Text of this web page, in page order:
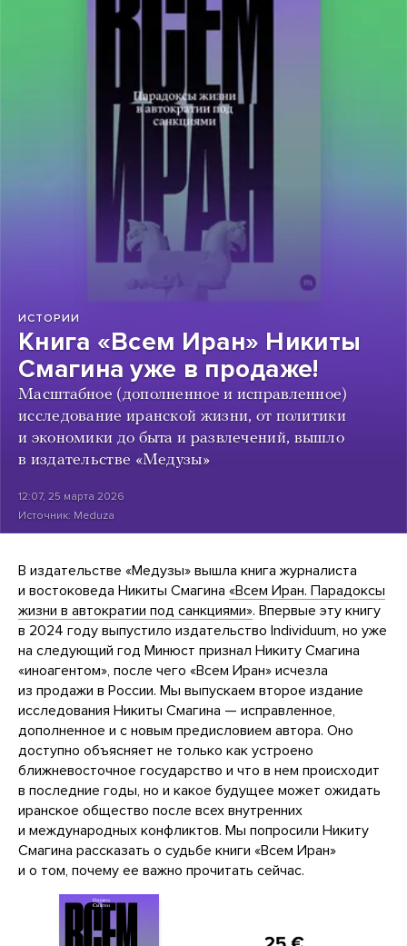
ИСТОРИИ
Книга «Всем Иран» Никиты
Смагина уже в продаже!
Масштабное (дополненное и исправленное)
исследование иранской жизни, от политики
и экономики до быта и развлечений, вышло
в издательстве «Медузы»
12:07, 25 марта 2026
Источник: Meduza
В издательстве «Медузы» вышла книга журналиста
и востоковеда Никиты Смагина «Всем Иран. Парадоксы
жизни в автократии под санкциями». Впервые эту книгу
в 2024 году выпустило издательство Individuum, но уже
на следующий год Минюст признал Никиту Смагина
«иноагентом», после чего «Всем Иран» исчезла
из продажи в России. Мы выпускаем второе издание
исследования Никиты Смагина — исправленное,
дополненное и с новым предисловием автора. Оно
доступно объясняет не только как устроено
ближневосточное государство и что в нем происходит
в последние годы, но и какое будущее может ожидать
иранское общество после всех внутренних
и международных конфликтов. Мы попросили Никиту
Смагина рассказать о судьбе книги «Всем Иран»
и о том, почему ее важно прочитать сейчас.